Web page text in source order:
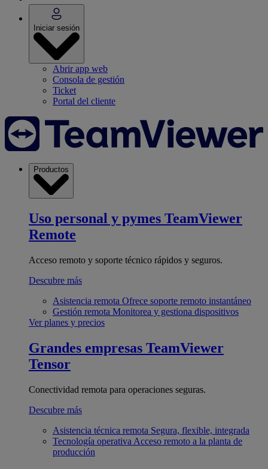
Iniciar sesión
Abrir app web
Consola de gestión
Ticket
Portal del cliente
Productos
Uso personal y pymes TeamViewer
Remote
Acceso remoto y soporte técnico rápidos y seguros.
Descubre más
Asistencia remota Ofrece soporte remoto instantáneo
Gestión remota Monitorea y gestiona dispositivos
Ver planes y precios
Grandes empresas TeamViewer
Tensor
Conectividad remota para operaciones seguras.
Descubre más
Asistencia técnica remota Segura, flexible, integrada
Tecnología operativa Acceso remoto a la planta de
producción